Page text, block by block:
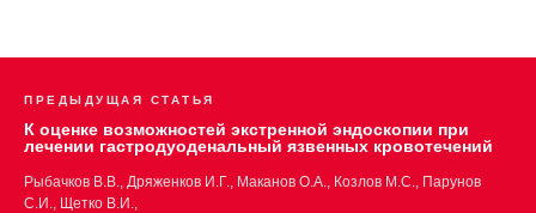
ПРЕДЫДУЩАЯ СТАТЬЯ
К оценке возможностей экстренной эндоскопии при
лечении гастродуоденальный язвенных кровотечений
Рыбачков В.В., Дряженков И.Г., Маканов О.А., Козлов М.С., Парунов
С.И., Щетко В.И.,